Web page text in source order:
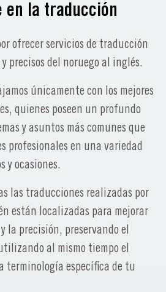
en la traducción
ofrecer servicios de traducción
precisos del noruego al inglés.
únicamente con los mejores
quienes poseen un profundo
y asuntos más comunes que
profesionales en una variedad
y ocasiones.
las traducciones realizadas por
están localizadas para mejorar
la precisión, preservando el
al mismo tiempo el
terminología específica de tu